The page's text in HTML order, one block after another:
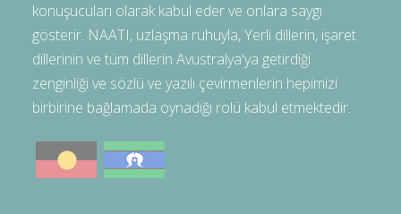
konuşucuları olarak kabul eder ve onlara saygı
gösterir. NAATI, uzlaşma ruhuyla, Yerli dillerin, işaret
dillerinin ve tüm dillerin Avustralya'ya getirdiği
zenginliği ve sözlü ve yazılı çevirmenlerin hepimizi
birbirine bağlamada oynadığı rolü kabul etmektedir.